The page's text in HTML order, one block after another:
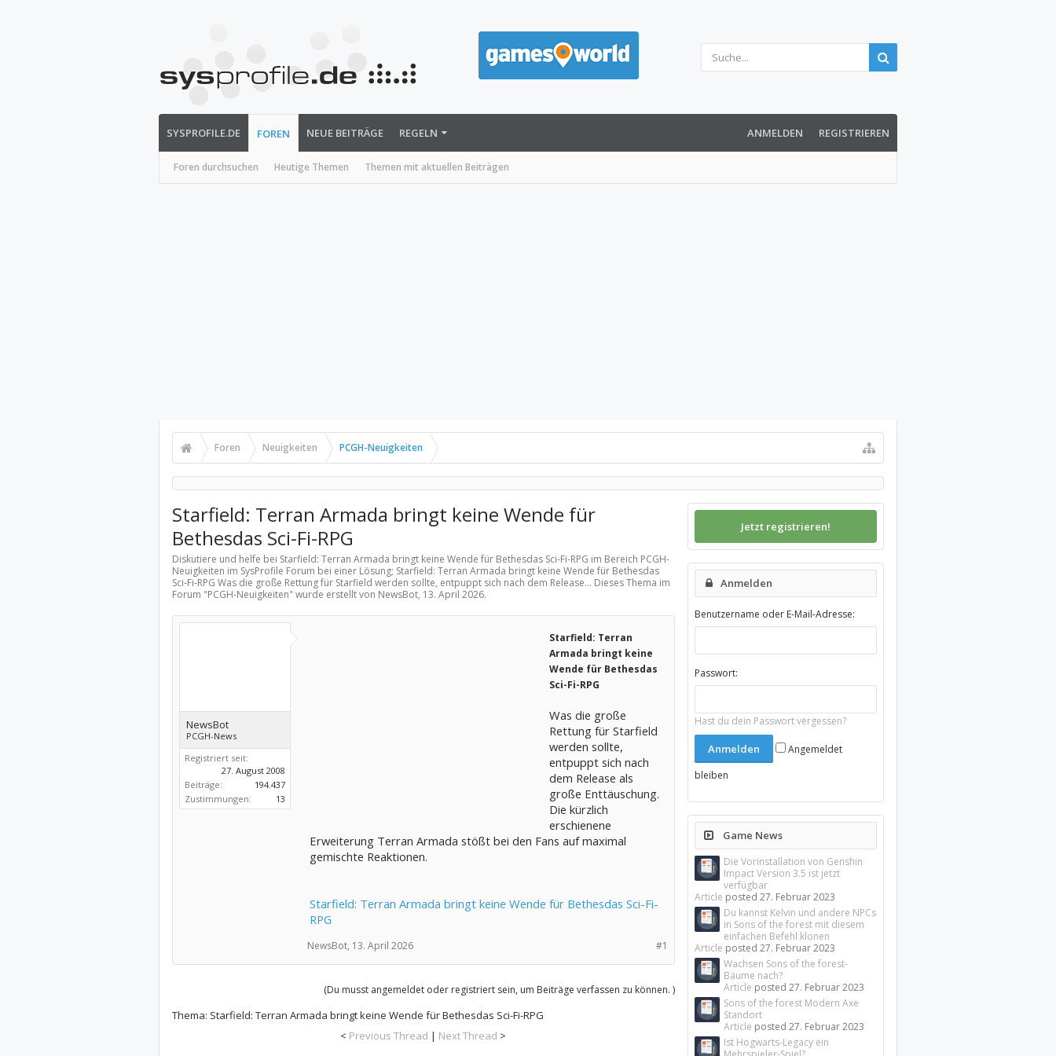
SYSPROFILE.DE FOREN
Foren durchsuchen Heutige Themen Themen mit aktuellen Beiträgen
NEUE BEITRÄGE REGELN ANMELDEN REGISTRIEREN
Foren Neuigkeiten PCGH-Neuigkeiten
Starfield: Terran Armada bringt keine Wende für
Bethesdas Sci-Fi-RPG
Diskutiere und helfe bei Starfield: Terran Armada bringt keine Wende für Bethesdas Sci-Fi-RPG im Bereich PCGH-
Neuigkeiten im SysProfile Forum bei einer Lösung; Starfield: Terran Armada bringt keine Wende für Bethesdas
Sci-Fi-RPG Was die große Rettung für Starfield werden sollte, entpuppt sich nach dem Release... Dieses Thema im
Forum "PCGH-Neuigkeiten" wurde erstellt von NewsBot, 13. April 2026.
NewsBot
PCGH-News
Registriert seit:
27. August 2008
Beiträge:
194.437
Zustimmungen:
13
Starfield: Terran
Armada bringt keine
Wende für Bethesdas
Sci-Fi-RPG
Was die große
Rettung für Starfield
werden sollte,
entpuppt sich nach
dem Release als
große Enttäuschung.
Die kürzlich
erschienene
Erweiterung Terran Armada stößt bei den Fans auf maximal
gemischte Reaktionen.
Starfield: Terran Armada bringt keine Wende für Bethesdas Sci-Fi-
RPG
#1
NewsBot, 13. April 2026
(Du musst angemeldet oder registriert sein, um Beiträge verfassen zu können. )
Thema: Starfield: Terran Armada bringt keine Wende für Bethesdas Sci-Fi-RPG
< Previous Thread | Next Thread >
Jetzt registrieren!
Anmelden
Benutzername oder E-Mail-Adresse:
Passwort:
Hast du dein Passwort vergessen?
Angemeldet
bleiben
Game News
Die Vorinstallation von Genshin
Impact Version 3.5 ist jetzt
verfügbar
Article posted27. Februar 2023
Du kannst Kelvin und andere NPCs
in Sons of the forest mit diesem
einfachen Befehl klonen
Article posted27. Februar 2023
Wachsen Sons of the forest-
Bäume nach?
Article posted27. Februar 2023
Sons of the forest Modern Axe
Standort
Article posted27. Februar 2023
Ist Hogwarts-Legacy ein